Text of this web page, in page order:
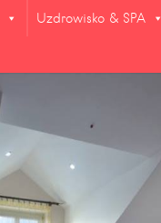
Uzdrowisko & SPA